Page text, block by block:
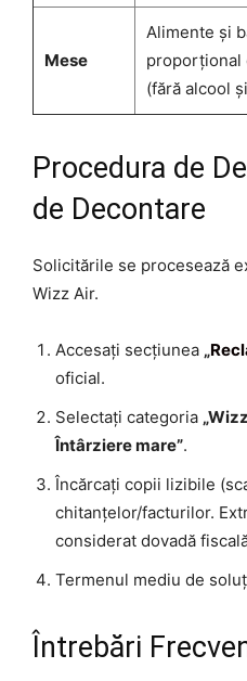
Mese
Alimente și
proporțional
(fără alcool
Procedura de
de Decontare
Solicitările se procesează
Wizz Air.
Accesați secțiunea „
oficial.
Selectați categoria
Întârziere mare”.
Încărcați copii lizibile
chitanțelor/facturilor.
considerat dovadă
Termenul mediu de
Întrebări